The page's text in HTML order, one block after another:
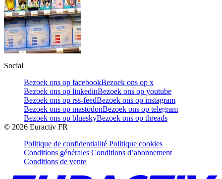
Social
Bezoek ons op facebookBezoek ons op x
Bezoek ons op linkedinBezoek ons op youtube
Bezoek ons op rss-feedBezoek ons op instagram
Bezoek ons op mastodonBezoek ons op telegram
Bezoek ons op blueskyBezoek ons op threads
© 2026 Euractiv FR
Politique de confidentialité Politique cookies
Conditions générales Conditions d’abonnement
Conditions de vente